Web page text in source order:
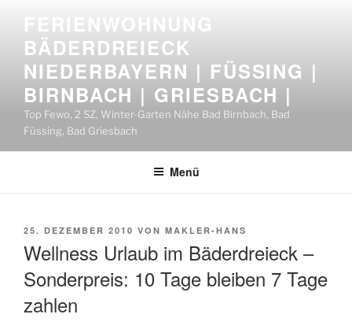
Inhalt
springen
FERIENWOHNUNG
BÄDERDREIECK
NIEDERBAYERN | FÜSSING |
BIRNBACH | GRIESBACH |
Top Fewo, 2 SZ, Winter-Garten Nähe Bad Birnbach, Bad
Füssing, Bad Griesbach
Menü
VERÖFFENTLICHT
25. DEZEMBER 2010 VON MAKLER-HANS
Wellness Urlaub im Bäderdreieck –
Sonderpreis: 10 Tage bleiben 7 Tage
zahlen